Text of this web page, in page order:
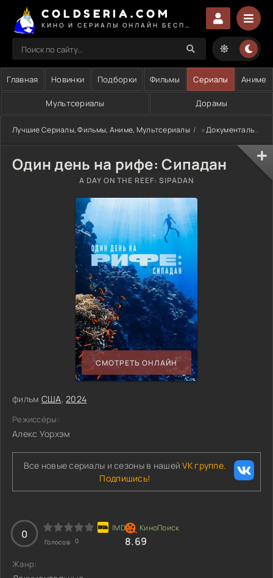
COLDSERIA.COM
Главная Новинки Подборки Фильмы Сериалы Аниме
Мультсериалы Дорамы
Лучшие Сериалы, Фильмы, Аниме, Мультсериалы »Документальные
Один день на рифе: Сипадан
A DAY ON THE REEF: SIPADAN
СМОТРЕТЬ ОНЛАЙН
фильм США,2024
Режиссёры:
Алекс Уорхэм
Все новые сериалы и сезоны в нашейVK группе.
Подпишись!
0
Голосов: 0 8.69
Жанр: